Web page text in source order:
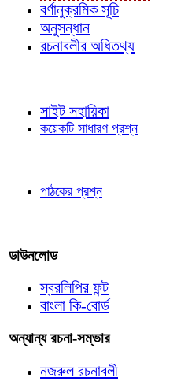
বর্ণানুক্রমিক সূচি
অনুসন্ধান
রচনাবলীর অধিতথ্য
সাইট সহায়িকা
কয়েকটি সাধারণ প্রশ্ন
পাঠকের প্রশ্ন
ডাউনলোড
স্বরলিপির ফন্ট
বাংলা কি-বোর্ড
অন্যান্য রচনা-সম্ভার
নজরুল রচনাবলী